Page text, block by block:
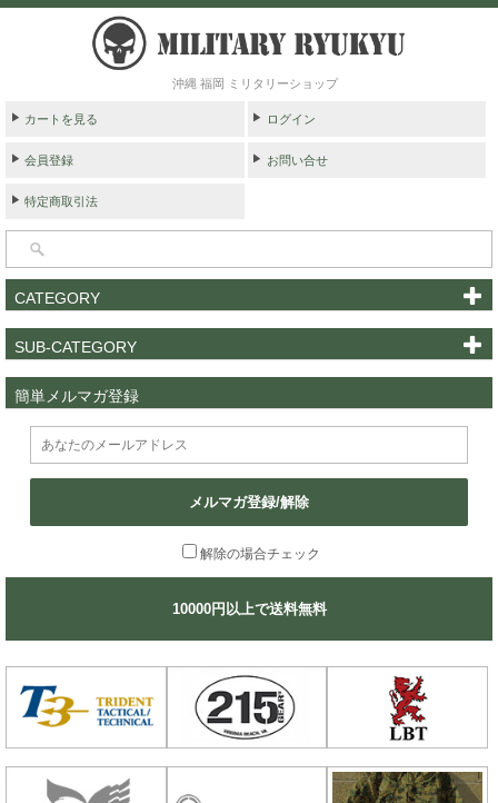
沖縄 福岡 ミリタリーショップ
カートを見る ログイン
会員登録 お問い合せ
特定商取引法
CATEGORY
SUB-CATEGORY
簡単メルマガ登録
メルマガ登録/解除
解除の場合チェック
10000円以上で送料無料